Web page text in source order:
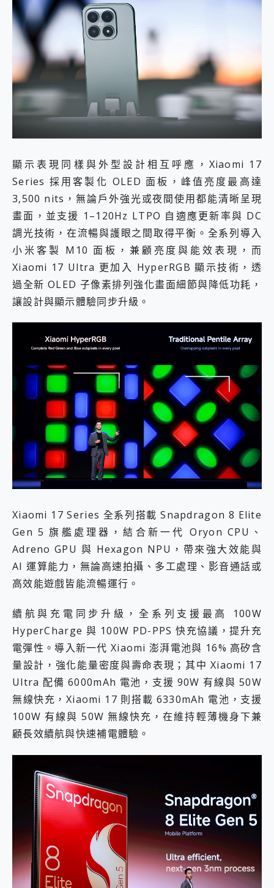
顯示表現同樣與外型設計相互呼應，Xiaomi 17
Series 採用客製化 OLED 面板，峰值亮度最高達
3,500 nits，無論戶外強光或夜間使用都能清晰呈現
畫面，並支援 1–120Hz LTPO 自適應更新率與 DC
調光技術，在流暢與護眼之間取得平衡。全系列導入
小米客製 M10 面板，兼顧亮度與能效表現，而
Xiaomi 17 Ultra 更加入 HyperRGB 顯示技術，透
過全新 OLED 子像素排列強化畫面細節與降低功耗，
讓設計與顯示體驗同步升級。
Xiaomi 17 Series 全系列搭載 Snapdragon 8 Elite
Gen 5 旗艦處理器，結合新一代 Oryon CPU、
Adreno GPU 與 Hexagon NPU，帶來強大效能與
AI 運算能力，無論高速拍攝、多工處理、影音通話或
高效能遊戲皆能流暢運行。
續航與充電同步升級，全系列支援最高 100W
HyperCharge 與 100W PD-PPS 快充協議，提升充
電彈性。導入新一代 Xiaomi 澎湃電池與 16% 高矽含
量設計，強化能量密度與壽命表現；其中 Xiaomi 17
Ultra 配備 6000mAh 電池，支援 90W 有線與 50W
無線快充，Xiaomi 17 則搭載 6330mAh 電池，支援
100W 有線與 50W 無線快充，在維持輕薄機身下兼
顧長效續航與快速補電體驗。